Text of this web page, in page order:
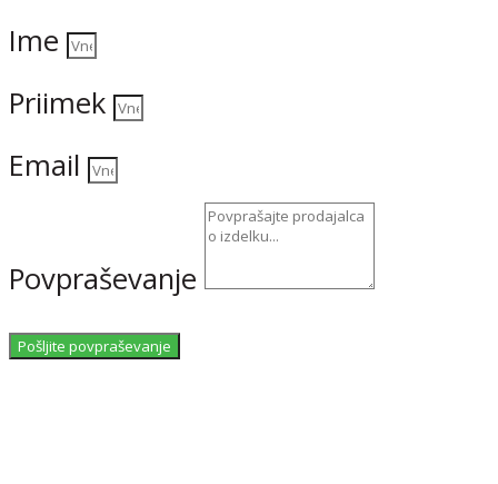
Ime
Priimek
Email
Povpraševanje
Pošljite povpraševanje